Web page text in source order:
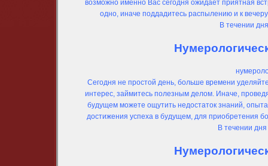
возможно именно Вас сегодня ожидает приятная
одно, иначе поддадитесь распылению и к
В течении
Сегодня не простой день, больше времени
интерес, займитесь полезным делом. Иначе,
будущем можете ощутить недостаток знаний,
достижения успеха в будущем, для приобретения
В течении